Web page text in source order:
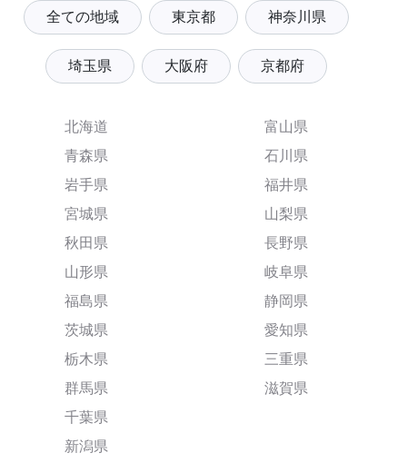
全ての地域 東京都 神奈川県
埼玉県 大阪府 京都府
北海道
青森県
岩手県
宮城県
秋田県
山形県
福島県
茨城県
栃木県
群馬県
千葉県
新潟県
富山県
石川県
福井県
山梨県
長野県
岐阜県
静岡県
愛知県
三重県
滋賀県